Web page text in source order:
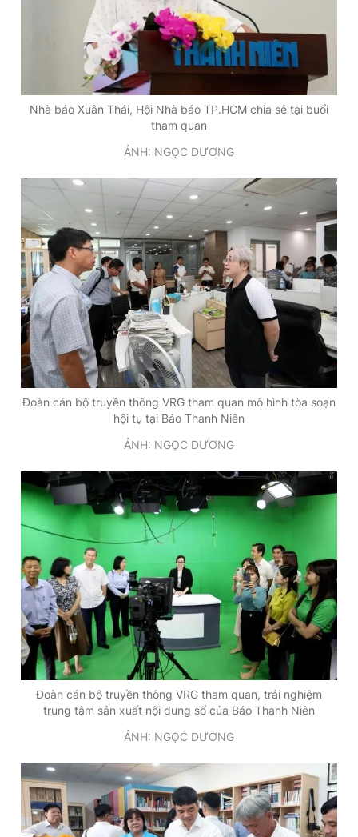
Nhà báo Xuân Thái, Hội Nhà báo TP.HCM chia sẻ tại buổi
tham quan
ẢNH: NGỌC DƯƠNG
Đoàn cán bộ truyền thông VRG tham quan mô hình tòa soạn
hội tụ tại Báo Thanh Niên
ẢNH: NGỌC DƯƠNG
Đoàn cán bộ truyền thông VRG tham quan, trải nghiệm
trung tâm sản xuất nội dung số của Báo Thanh Niên
ẢNH: NGỌC DƯƠNG